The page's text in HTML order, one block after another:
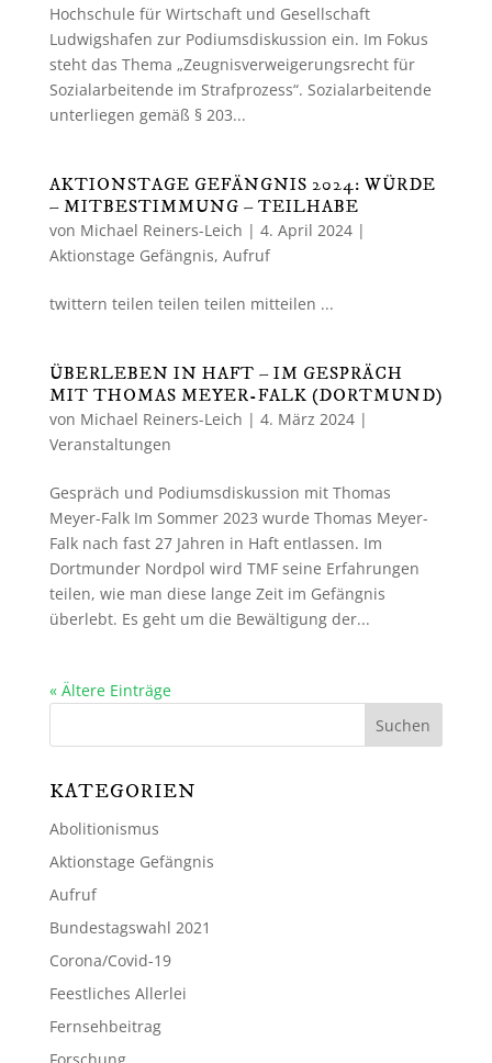
Hochschule für Wirtschaft und Gesellschaft
Ludwigshafen zur Podiumsdiskussion ein. Im Fokus
steht das Thema „Zeugnisverweigerungsrecht für
Sozialarbeitende im Strafprozess“. Sozialarbeitende
unterliegen gemäß § 203...
AKTIONSTAGE GEFÄNGNIS 2024: WÜRDE
– MITBESTIMMUNG – TEILHABE
von Michael Reiners-Leich | 4. April 2024|
Aktionstage Gefängnis, Aufruf
twittern teilen teilen teilen mitteilen ...
ÜBERLEBEN IN HAFT – IM GESPRÄCH
MIT THOMAS MEYER-FALK (DORTMUND)
von Michael Reiners-Leich | 4. März 2024|
Veranstaltungen
Gespräch und Podiumsdiskussion mit Thomas
Meyer-Falk Im Sommer 2023 wurde Thomas Meyer-
Falk nach fast 27 Jahren in Haft entlassen. Im
Dortmunder Nordpol wird TMF seine Erfahrungen
teilen, wie man diese lange Zeit im Gefängnis
überlebt. Es geht um die Bewältigung der...
« Ältere Einträge
KATEGORIEN
Abolitionismus
Aktionstage Gefängnis
Aufruf
Bundestagswahl 2021
Corona/Covid-19
Feestliches Allerlei
Fernsehbeitrag